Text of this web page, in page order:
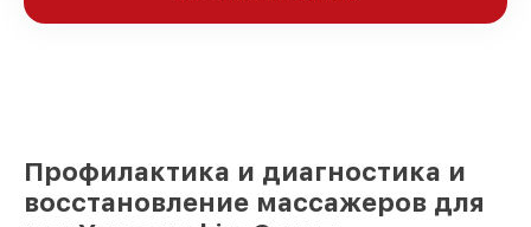
Профилактика и диагностика и
восстановление массажеров для